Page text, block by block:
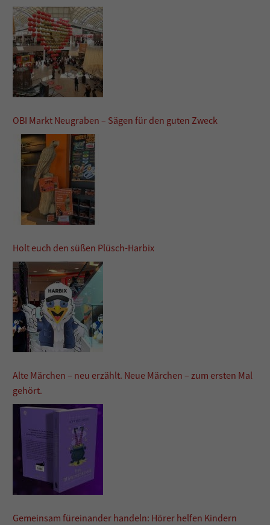
OBI Markt Neugraben – Sägen für den guten Zweck
Holt euch den süßen Plüsch-Harbix
Alte Märchen – neu erzählt. Neue Märchen – zum ersten Mal
gehört.
Gemeinsam füreinander handeln: Hörer helfen Kindern